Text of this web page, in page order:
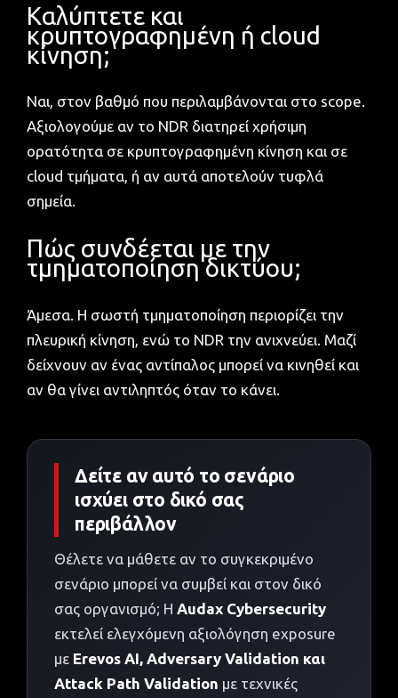
Καλύπτετε και
κρυπτογραφημένη ή cloud
κίνηση;
Ναι, στον βαθμό που περιλαμβάνονται στο scope.
Αξιολογούμε αν το NDR διατηρεί χρήσιμη
ορατότητα σε κρυπτογραφημένη κίνηση και σε
cloud τμήματα, ή αν αυτά αποτελούν τυφλά
σημεία.
Πώς συνδέεται με την
τμηματοποίηση δικτύου;
Άμεσα. Η σωστή τμηματοποίηση περιορίζει την
πλευρική κίνηση, ενώ το NDR την ανιχνεύει. Μαζί
δείχνουν αν ένας αντίπαλος μπορεί να κινηθεί και
αν θα γίνει αντιληπτός όταν το κάνει.
Δείτε αν αυτό το σενάριο
ισχύει στο δικό σας
περιβάλλον
Θέλετε να μάθετε αν το συγκεκριμένο
σενάριο μπορεί να συμβεί και στον δικό
σας οργανισμό; Η Audax Cybersecurity
εκτελεί ελεγχόμενη αξιολόγηση exposure
με Erevos AI, Adversary Validation και
Attack Path Validation με τεχνικές